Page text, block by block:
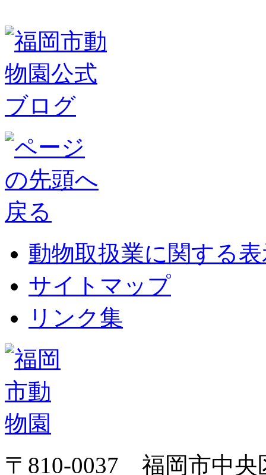
動物取扱業に関する
サイトマップ
リンク集
〒810-0037 福岡市中央